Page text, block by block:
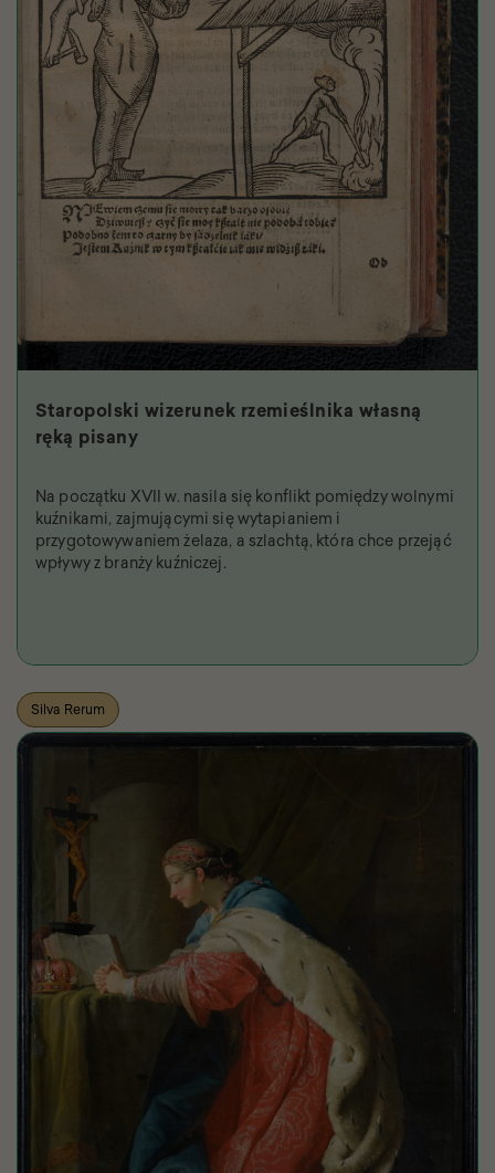
Staropolski wizerunek rzemieślnika własną
ręką pisany
Na początku XVII w. nasila się konflikt pomiędzy wolnymi
kuźnikami, zajmującymi się wytapianiem i
przygotowywaniem żelaza, a szlachtą, która chce przejąć
wpływy z branży kuźniczej.
Silva Rerum